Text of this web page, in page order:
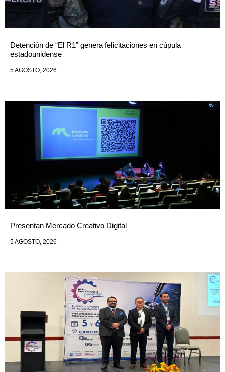
Detención de “El R1” genera felicitaciones en cúpula
estadounidense
5 AGOSTO, 2026
Presentan Mercado Creativo Digital
5 AGOSTO, 2026